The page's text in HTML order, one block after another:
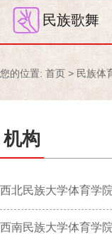
民族歌舞
您的位置: 首页 > 民族体
机构
西北民族大学体育学院
西南民族大学体育学院